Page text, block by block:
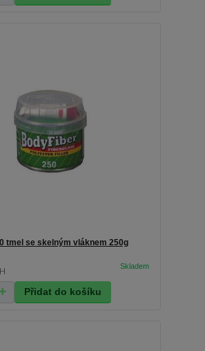
tmel se skelným vláknem 250g
Přidat do košíku